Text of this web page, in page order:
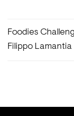
Foodies
Filippo Lamantia